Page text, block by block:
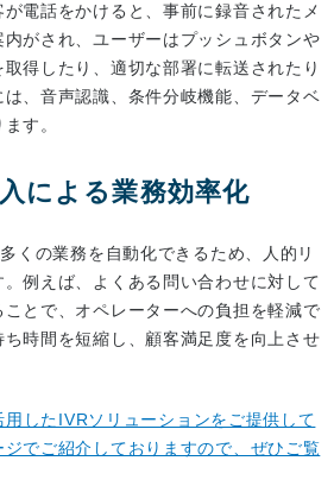
電話をかけると、事前に録音されたメ
がされ、ユーザーはプッシュボタンや
得したり、適切な部署に転送されたり
は、音声認識、条件分岐機能、データベ
す。
による業務効率化
くの業務を自動化できるため、人的リ
例えば、よくある問い合わせに対して
とで、オペレーターへの負担を軽減で
時間を短縮し、顧客満足度を向上させ
したIVRソリューションをご提供して
でご紹介しておりますので、ぜひご覧